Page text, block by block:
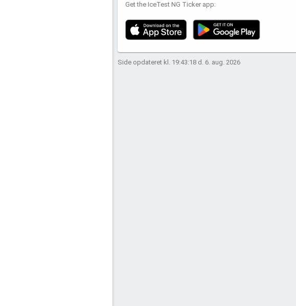
Get the IceTest NG Ticker app:
Side opdateret kl. 19:43:18 d. 6. aug. 2026